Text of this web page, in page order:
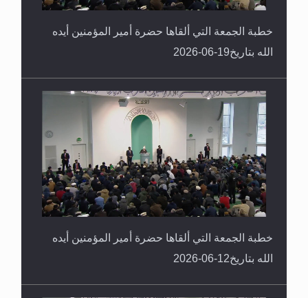
خطبة الجمعة التي ألقاها حضرة أمير المؤمنين أيده
الله بتاريخ19-06-2026
خطبة الجمعة التي ألقاها حضرة أمير المؤمنين أيده
الله بتاريخ12-06-2026